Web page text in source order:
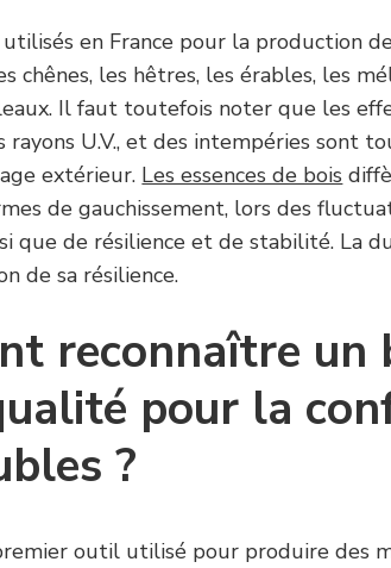
en France pour la production
chênes, les hêtres, les érables, les
Il faut toutefois noter que les
U.V., et des intempéries sont
extérieur. Les essences de bois
de gauchissement, lors des
que de résilience et de stabilité. La
de sa résilience.
reconnaître un
pour la
?
outil utilisé pour produire des